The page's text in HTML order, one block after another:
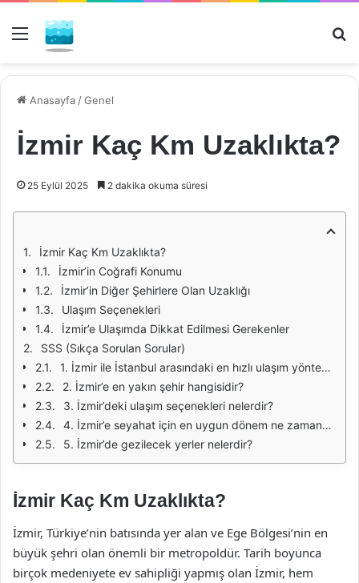
Menü
Anasayfa /Genel
İzmir Kaç Km Uzaklıkta?
25 Eylül 2025 2 dakika okuma süresi
İzmir Kaç Km Uzaklıkta?
İzmir’in Coğrafi Konumu
İzmir’in Diğer Şehirlere Olan Uzaklığı
Ulaşım Seçenekleri
İzmir’e Ulaşımda Dikkat Edilmesi Gerekenler
SSS (Sıkça Sorulan Sorular)
1. İzmir ile İstanbul arasındaki en hızlı ulaşım yöntemi nedir?
2. İzmir’e en yakın şehir hangisidir?
3. İzmir’deki ulaşım seçenekleri nelerdir?
4. İzmir’e seyahat için en uygun dönem ne zamandır?
5. İzmir’de gezilecek yerler nelerdir?
İzmir Kaç Km Uzaklıkta?
İzmir, Türkiye’nin batısında yer alan ve Ege Bölgesi’nin en
büyük şehri olan önemli bir metropoldür. Tarih boyunca
birçok medeniyete ev sahipliği yapmış olan İzmir, hem